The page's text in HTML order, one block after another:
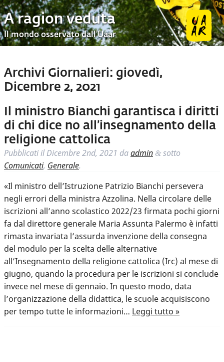
A ragion veduta
Il mondo osservato dall’Uaar
Archivi Giornalieri: giovedì,
Dicembre 2, 2021
Il ministro Bianchi garantisca i diritti
di chi dice no all’insegnamento della
religione cattolica
Pubblicati ilDicembre 2nd, 2021 daadmin & sotto
Comunicati, Generale.
«Il ministro dell’Istruzione Patrizio Bianchi persevera
negli errori della ministra Azzolina. Nella circolare delle
iscrizioni all’anno scolastico 2022/23 firmata pochi giorni
fa dal direttore generale Maria Assunta Palermo è infatti
rimasta invariata l’assurda invenzione della consegna
del modulo per la scelta delle alternative
all’Insegnamento della religione cattolica (Irc) al mese di
giugno, quando la procedura per le iscrizioni si conclude
invece nel mese di gennaio. In questo modo, data
l’organizzazione della didattica, le scuole acquisiscono
per tempo tutte le informazioni… Leggi tutto »